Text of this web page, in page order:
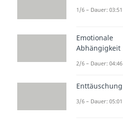
1/6 – Dauer: 03:51
Emotionale
Abhängigkeit
2/6 – Dauer: 04:46
Enttäuschung
3/6 – Dauer: 05:01